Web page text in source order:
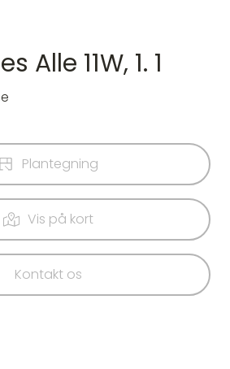
Alle 11W, 1. 1
Plantegning
Vis på kort
Kontakt os